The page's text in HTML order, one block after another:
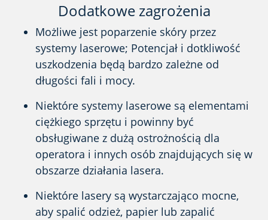
Dodatkowe zagrożenia
Możliwe jest poparzenie skóry przez
systemy laserowe; Potencjał i dotkliwość
uszkodzenia będą bardzo zależne od
długości fali i mocy.
Niektóre systemy laserowe są elementami
ciężkiego sprzętu i powinny być
obsługiwane z dużą ostrożnością dla
operatora i innych osób znajdujących się w
obszarze działania lasera.
Niektóre lasery są wystarczająco mocne,
aby spalić odzież, papier lub zapalić